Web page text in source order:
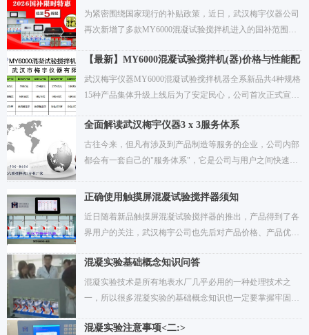
类！
为紧密围绕国家现行的补贴政策，近日，武汉梅宇仪器公司
再次新增了多款MY6000混凝试验搅拌机进入的国补范围。
大/小规模等多个应用领域出发。当前国补品类更全面，能满
足不同用户的多样化选用需求。更值得一提的是，为了确保
补贴政策的高效实施，公司特别承诺广大用户，我们的补贴
待核消 ，同时以旧换新亦可参与国补活动，部分混凝试验搅
拌机5折起购。由于限时限量，建议广大用户结合自身需
求，抓紧时间，武汉梅宇仪器公司竭诚为您服务，详情咨询
【最新】MY6000混凝试验搅拌机(器)价格与性能配
置表
武汉梅宇仪器MY6000混凝试验搅拌机器全系新品共4种规格
15种产品集体升级上线后为了安定民心，公司首次正式宣
衷，属于一次升级不加价的增值调整，其中，彩屏系列混凝
搅拌器升级后价格区间仍然在1.7~2.7万元，数显搅拌器升级
后售价保持在9.9K-1.29 万元、便携式搅拌器升级后售价保持
MY6000混凝试验搅拌机机器价格始坚持价格公道、公开、
心选购。以下是MY6000混凝试验搅拌机器价格与参数配置
表：
全面解读武汉梅宇仪器3 x 3服务体系
古往今来，但凡有涉及到产品制造等服务的企业，公司内部
都会有一套自己的"服务体系"，它是公司与用户之间快速建
凝试验搅拌机40余年的品牌厂家，武汉梅宇仪器公司之所以
梅宇服务坚守“一次选择终生受益服务承诺”从产品咨询到销
售，围绕服务效率、服务速度、维护成本、质量标准建立涵
盖设备全生命周期的闭合矩阵，将客户购机前到设备购置中
值链条，开创全新价值链服务时代，树立行业标杆。下面小
编带您从售前、售中、售后全过程深度了解梅宇 “3x3” 服务
体系。
正确使用触摸屏混凝试验搅拌器须知
近日随着新品触摸屏混凝试验搅拌器的推出，产品得到了各
界用户的关注，武汉梅宇公司也先后对产品价格、产品优
混凝试验搅拌器，当然离不开正确的操作事项，那么到底如
何正确吏用触摸屏混凝试验搅拌器呢？具体如下：概要：虽
然触摸屏混凝试验搅拌器是一种密封搅拌装置，大多部件属
机，所以日常使用中是需要养成良好的正确操作习惯和注意
混凝实验基础概念知识问答
混凝实验技术是所有地表水厂几乎必用的一种处理技术之
一，所以很多混凝实验的基础概念知识也一定要掌握牢固，
基础知识要掌握呢？小编整理了十二条：
混凝实验注意事项<二:>